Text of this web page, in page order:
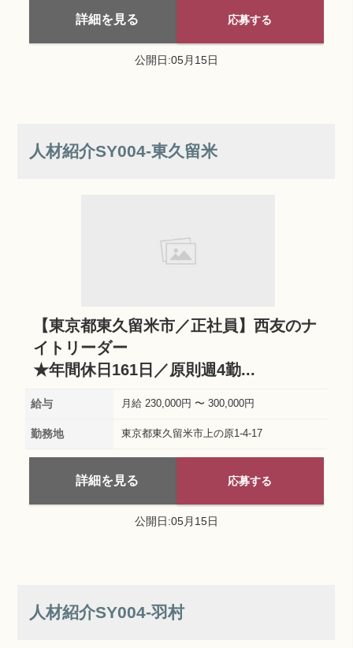
応募する
詳細を見る
公開日:05月15日
人材紹介SY004‐東久留米
【東京都東久留米市／正社員】西友のナ
イトリーダー
★年間休日161日／原則週4勤...
給与 月給 230,000円 〜 300,000円
勤務地 東京都東久留米市上の原1-4-17
応募する
詳細を見る
公開日:05月15日
人材紹介SY004‐羽村